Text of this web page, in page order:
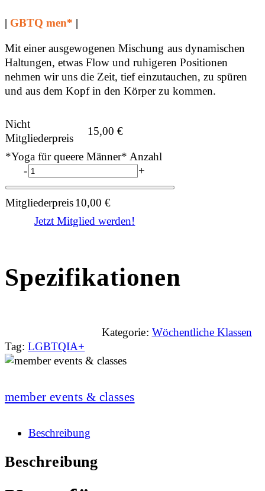
| GBTQ men* |
Mit einer ausgewogenen Mischung aus dynamischen
Haltungen, etwas Flow und ruhigeren Positionen
nehmen wir uns die Zeit, tief einzutauchen, zu spüren
und aus dem Kopf in den Körper zu kommen.
Nicht
Mitgliederpreis
15,00€
*Yoga für queere Männer* Anzahl
-
+
Mitgliederpreis10,00€
Jetzt Mitglied werden!
Spezifikationen
Kategorie: Wöchentliche Klassen
Tag: LGBTQIA+
member events & classes
Beschreibung
Beschreibung